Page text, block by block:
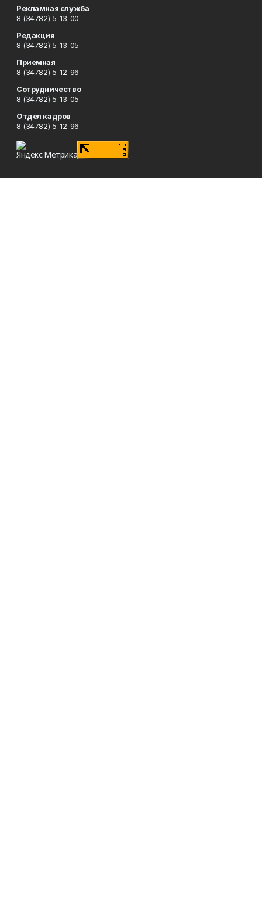
Рекламная служба
8 (34782) 5-13-00
Редакция
8 (34782) 5-13-05
Приемная
8 (34782) 5-12-96
Сотрудничество
8 (34782) 5-13-05
Отдел кадров
8 (34782) 5-12-96